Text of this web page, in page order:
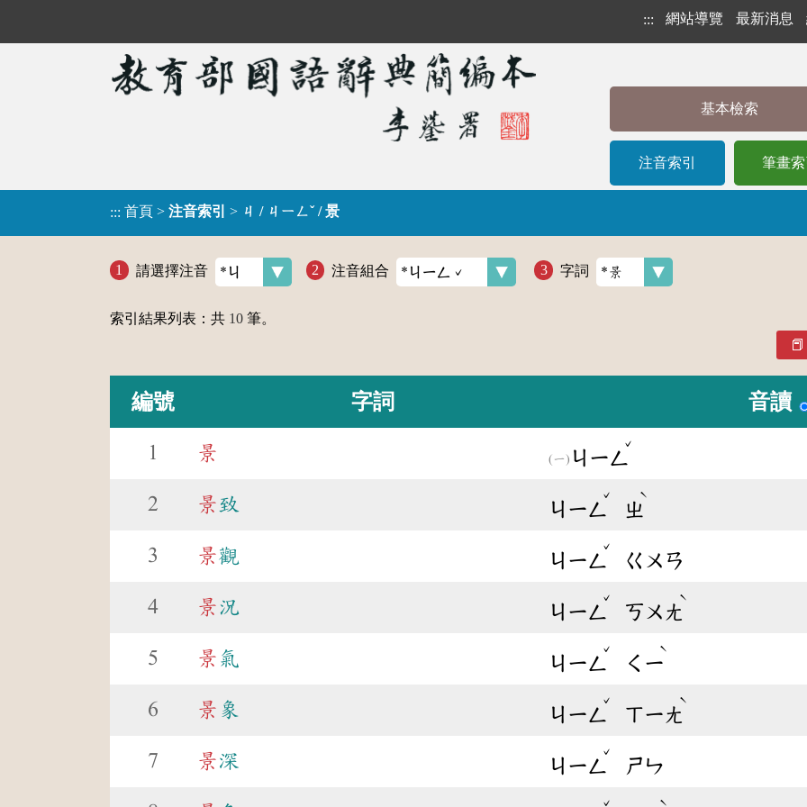
::: 網站導覽 最新消息
基本檢索
注音索引 筆畫索
::: 首頁 > 注音索引 > ㄐ / ㄐㄧㄥˇ / 景
請選擇注音 注音組合 字詞
索引結果列表：共 10 筆。
編號 字詞 音讀
1 景 ㄐㄧㄥ
ˇ
2 景 致 ㄐㄧㄥ
ˇ
ㄓ
ˋ
3 景觀 ㄐㄧㄥ
ˇ
ㄍㄨㄢ
4 景況 ㄐㄧㄥ
ˇ
ㄎㄨㄤ
ˋ
5 景 氣 ㄐㄧㄥ
ˇ
ㄑㄧ
ˋ
6 景 象 ㄐㄧㄥ
ˇ
ㄒㄧㄤ
ˋ
7 景深 ㄐㄧㄥ
ˇ
ㄕㄣ
ˇ ˋ